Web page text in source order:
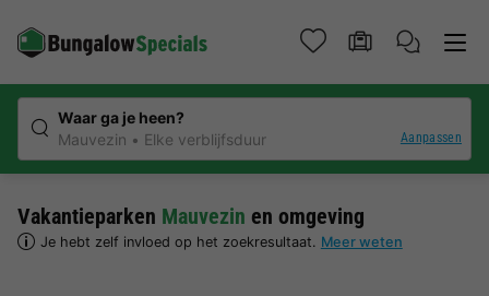
Waar ga je heen?
Mauvezin
Elke verblijfsduur Aanpassen
Vakantieparken Mauvezin en omgeving
Je hebt zelf invloed op het zoekresultaat. Meer weten